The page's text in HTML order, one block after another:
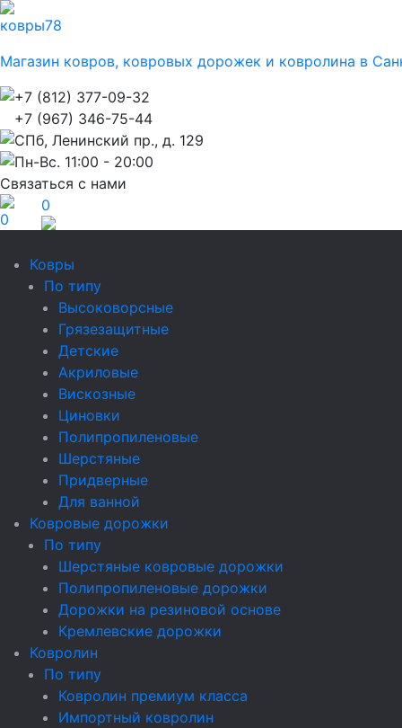
ковры78
Магазин ковров, ковровых дорожек и ковролина в
+7 (812) 377-09-32
+7 (967) 346-75-44
СПб, Ленинский пр., д. 129
Пн-Вс. 11:00 - 20:00
Связаться с нами
0
0
Ковры
По типу
Высоковорсные
Грязезащитные
Детские
Акриловые
Вискозные
Циновки
Полипропиленовые
Шерстяные
Придверные
Для ванной
Ковровые дорожки
По типу
Шерстяные ковровые дорожки
Полипропиленовые дорожки
Дорожки на резиновой основе
Кремлевские дорожки
Ковролин
По типу
Ковролин премиум класса
Импортный ковролин